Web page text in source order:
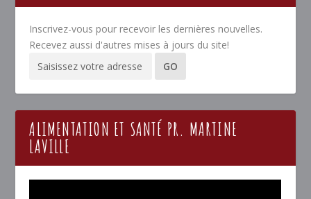
Inscrivez-vous pour recevoir les dernières nouvelles.
Recevez aussi d'autres mises à jours du site!
ALIMENTATION ET SANTÉ PR. MARTINE
LAVILLE